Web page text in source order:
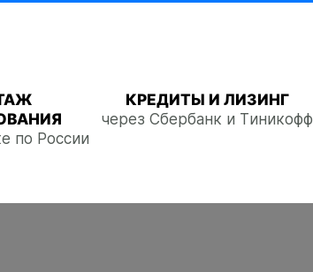
по России
КРЕДИТЫ И ЛИЗИНГ
через Сбербанк и Тиникофф